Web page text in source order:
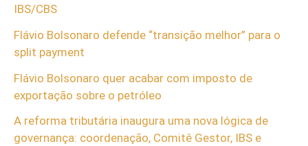
IBS/CBS
Flávio Bolsonaro defende “transição melhor” para o
split payment
Flávio Bolsonaro quer acabar com imposto de
exportação sobre o petróleo
A reforma tributária inaugura uma nova lógica de
governança: coordenação, Comitê Gestor, IBS e